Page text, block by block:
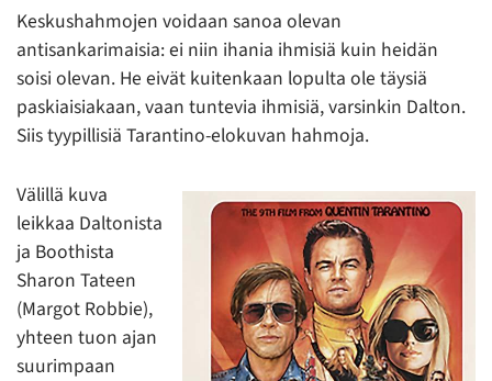
Keskushahmojen voidaan sanoa olevan
antisankarimaisia: ei niin ihania ihmisiä kuin heidän
soisi olevan. He eivät kuitenkaan lopulta ole täysiä
paskiaisiakaan, vaan tuntevia ihmisiä, varsinkin Dalton.
Siis tyypillisiä Tarantino-elokuvan hahmoja.
Välillä kuva
leikkaa Daltonista
ja Boothista
Sharon Tateen
(Margot Robbie),
yhteen tuon ajan
suurimpaan